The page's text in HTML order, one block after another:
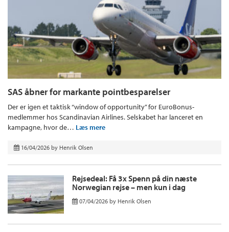
SAS åbner for markante pointbesparelser
Der er igen et taktisk “window of opportunity” for EuroBonus-
medlemmer hos Scandinavian Airlines. Selskabet har lanceret en
kampagne, hvor de… Læs mere
16/04/2026 by Henrik Olsen
Rejsedeal: Få 3x Spenn på din næste
Norwegian rejse – men kun i dag
07/04/2026 by Henrik Olsen